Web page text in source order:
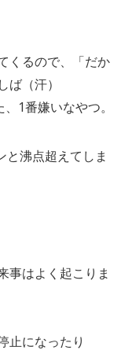
くるので、「だか
（汗）
1番嫌いなやつ。
沸点超えてしま
事はよく起こりま
止になったり